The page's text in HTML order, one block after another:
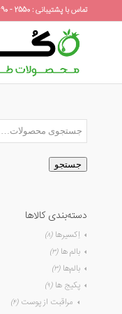
تماس با پشتیبانی : 2550 - 690 - 0919
جستجو
دسته‌بندی کالاها
اِکسیرها (۸)
بالم ها (۳)
بالم‌ها (۳)
پکیج ها (۹)
مراقبت از پوست (۴)